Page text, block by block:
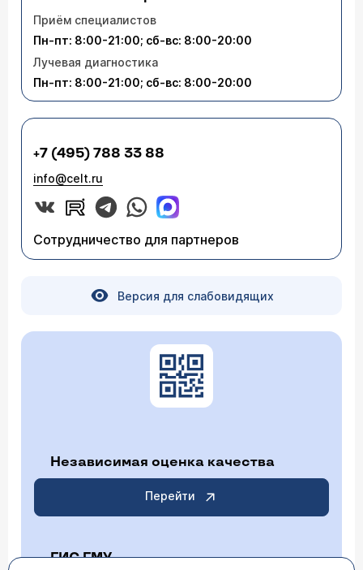
Приём специалистов
Пн-пт: 8:00-21:00; сб-вс: 8:00-20:00
Лучевая диагностика
Пн-пт: 8:00-21:00; сб-вс: 8:00-20:00
+7 (495) 788 33 88
info@celt.ru
Сотрудничество для партнеров
Версия для слабовидящих
Независимая оценка качества
Перейти
ГИС ГМУ